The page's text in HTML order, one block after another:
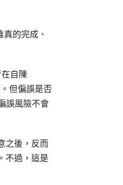
的完成、
自陳
但偏誤是否
誤風險不會
之後，反而
不過，這是